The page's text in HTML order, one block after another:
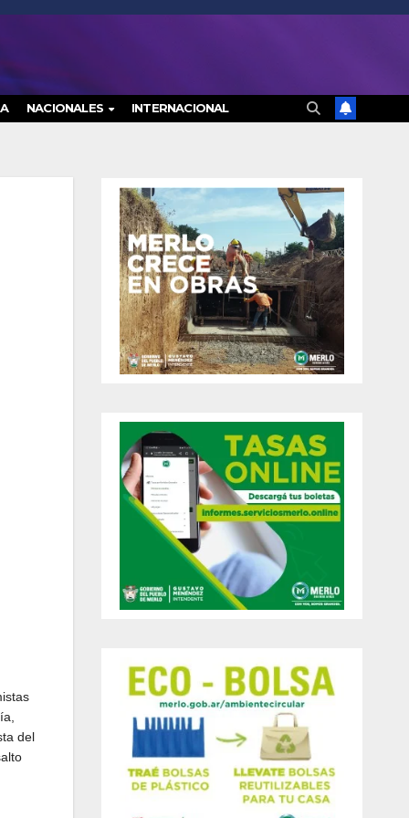
NACIONALES INTERNACIONAL
del